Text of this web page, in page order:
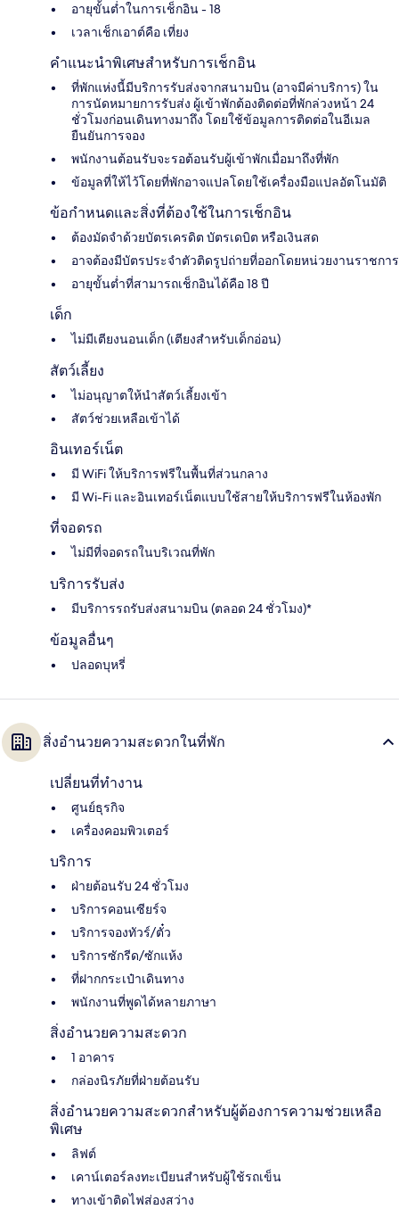
อายุขั้นต่ำในการเช็กอิน - 18
เวลาเช็กเอาต์คือ เที่ยง
คำแนะนำพิเศษสำหรับการเช็กอิน
ที่พักแห่งนี้มีบริการรับส่งจากสนามบิน (อาจมีค่าบริการ) ใน
การนัดหมายการรับส่ง ผู้เข้าพักต้องติดต่อที่พักล่วงหน้า 24
ชั่วโมงก่อนเดินทางมาถึง โดยใช้ข้อมูลการติดต่อในอีเมล
ยืนยันการจอง
พนักงานต้อนรับจะรอต้อนรับผู้เข้าพักเมื่อมาถึงที่พัก
ข้อมูลที่ให้ไว้โดยที่พักอาจแปลโดยใช้เครื่องมือแปลอัตโนมัติ
ข้อกำหนดและสิ่งที่ต้องใช้ในการเช็กอิน
ต้องมัดจำด้วยบัตรเครดิต บัตรเดบิต หรือเงินสด
อาจต้องมีบัตรประจำตัวติดรูปถ่ายที่ออกโดยหน่วยงานราชการ
อายุขั้นต่ำที่สามารถเช็กอินได้คือ 18 ปี
เด็ก
ไม่มีเตียงนอนเด็ก (เตียงสำหรับเด็กอ่อน)
สัตว์เลี้ยง
ไม่อนุญาตให้นำสัตว์เลี้ยงเข้า
สัตว์ช่วยเหลือเข้าได้
อินเทอร์เน็ต
มี WiFi ให้บริการฟรีในพื้นที่ส่วนกลาง
มี Wi-Fi และอินเทอร์เน็ตแบบใช้สายให้บริการฟรีในห้องพัก
ที่จอดรถ
ไม่มีที่จอดรถในบริเวณที่พัก
บริการรับส่ง
มีบริการรถรับส่งสนามบิน (ตลอด 24 ชั่วโมง)*
ข้อมูลอื่นๆ
ปลอดบุหรี่
สิ่งอำนวยความสะดวกในที่พัก
เปลี่ยนที่ทำงาน
ศูนย์ธุรกิจ
เครื่องคอมพิวเตอร์
บริการ
ฝ่ายต้อนรับ 24 ชั่วโมง
บริการคอนเซียร์จ
บริการจองทัวร์/ตั๋ว
บริการซักรีด/ซักแห้ง
ที่ฝากกระเป๋าเดินทาง
พนักงานที่พูดได้หลายภาษา
สิ่งอำนวยความสะดวก
1 อาคาร
กล่องนิรภัยที่ฝ่ายต้อนรับ
สิ่งอำนวยความสะดวกสำหรับผู้ต้องการความช่วยเหลือ
พิเศษ
ลิฟต์
เคาน์เตอร์ลงทะเบียนสำหรับผู้ใช้รถเข็น
ทางเข้าติดไฟส่องสว่าง